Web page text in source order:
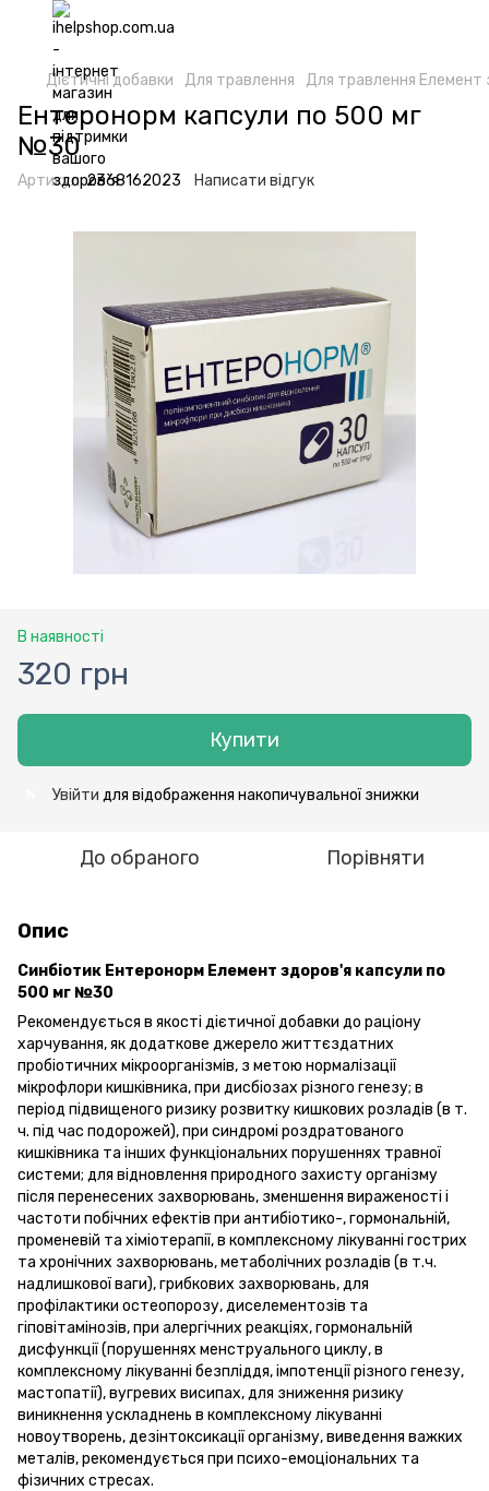
Дієтичні добавки Для травлення Для травлення Елемент
Ентеронорм капсули по 500 мг
№30
Артикул:2368162023 Написати відгук
В наявності
320 грн
Купити
Увійти для відображення накопичувальної знижки
До обраного Порівняти
Опис
Синбіотик Ентеронорм Елемент здоров'я капсули по
500 мг №30
Рекомендується в якості дієтичної добавки до раціону
харчування, як додаткове джерело життєздатних
пробіотичних мікроорганізмів, з метою нормалізації
мікрофлори кишківника, при дисбіозах різного генезу; в
період підвищеного ризику розвитку кишкових розладів (в т.
ч. під час подорожей), при синдромі роздратованого
кишківника та інших функціональних порушеннях травної
системи; для відновлення природного захисту організму
після перенесених захворювань, зменшення вираженості і
частоти побічних ефектів при антибіотико-, гормональній,
променевій та хіміотерапії, в комплексному лікуванні гострих
та хронічних захворювань, метаболічних розладів (в т.ч.
надлишкової ваги), грибкових захворювань, для
профілактики остеопорозу, диселементозів та
гіповітамінозів, при алергічних реакціях, гормональній
дисфункції (порушеннях менструального циклу, в
комплексному лікуванні безпліддя, імпотенції різного генезу,
мастопатії), вугревих висипах, для зниження ризику
виникнення ускладнень в комплексному лікуванні
новоутворень, дезінтоксикації організму, виведення важких
металів, рекомендується при психо-емоціональних та
фізичних стресах.